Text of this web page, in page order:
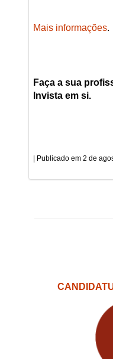
Mais informações.
Faça a sua
Invista em si.
2 de